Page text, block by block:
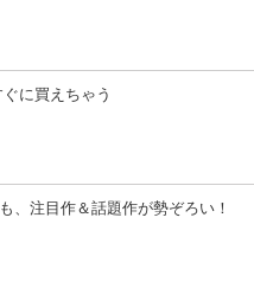
に買えちゃう
、注目作＆話題作が勢ぞろい！